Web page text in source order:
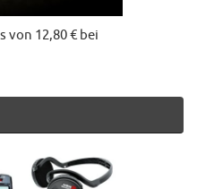
von 12,80 € bei